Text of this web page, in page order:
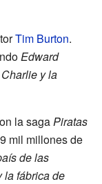
Tim Burton.
Edward
Charlie y la
la sagaPiratas
mil millones de
de las
la fábrica de